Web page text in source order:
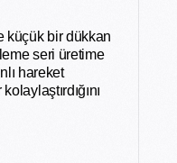
küçük bir dükkan
seri üretime
hareket